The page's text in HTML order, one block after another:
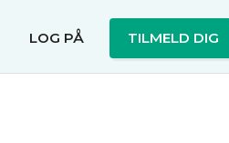
LOG PÅ TILMELD DIG